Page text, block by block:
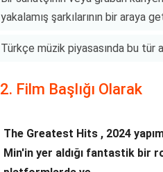
yakalamış şarkılarının bir araya
Türkçe müzik piyasasında bu tür
2. Film Başlığı Olarak
The Greatest Hits , 2024
Min'in yer aldığı fantastik bir